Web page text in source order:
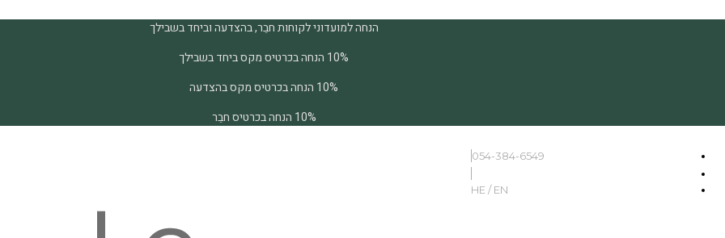
הנחה למועדוני לקוחות חבֵר, בהצדעה וביחד בשבילך
10% הנחה בכרטיס מקס ביחד בשבילך
10% הנחה בכרטיס מקס בהצדעה
10% הנחה בכרטיס חבֵר
054-384-6549
HE / EN